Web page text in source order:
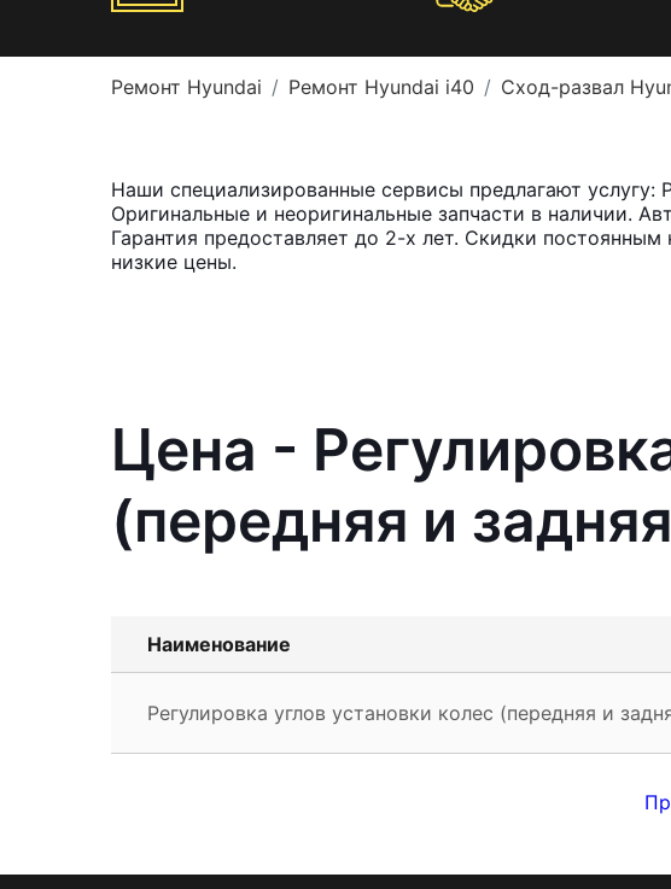
Ремонт Hyundai Ремонт Hyundai i40 Сход-развал
Наши специализированные сервисы предлагают услугу:
Оригинальные и неоригинальные запчасти в наличии.
Гарантия предоставляет до 2-х лет. Скидки
низкие цены.
Цена -
(передняя и
Наименование
Регулировка углов установки колес (передняя и